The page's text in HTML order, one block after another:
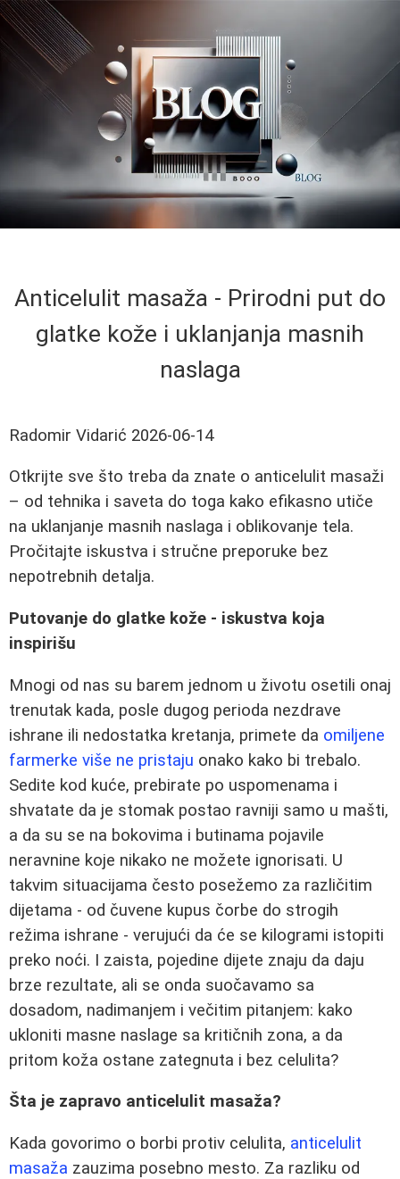
Anticelulit masaža - Prirodni put do
glatke kože i uklanjanja masnih
naslaga
Radomir Vidarić 2026-06-14
Otkrijte sve što treba da znate o anticelulit masaži
– od tehnika i saveta do toga kako efikasno utiče
na uklanjanje masnih naslaga i oblikovanje tela.
Pročitajte iskustva i stručne preporuke bez
nepotrebnih detalja.
Putovanje do glatke kože - iskustva koja
inspirišu
Mnogi od nas su barem jednom u životu osetili onaj
trenutak kada, posle dugog perioda nezdrave
ishrane ili nedostatka kretanja, primete da omiljene
farmerke više ne pristaju onako kako bi trebalo.
Sedite kod kuće, prebirate po uspomenama i
shvatate da je stomak postao ravniji samo u mašti,
a da su se na bokovima i butinama pojavile
neravnine koje nikako ne možete ignorisati. U
takvim situacijama često posežemo za različitim
dijetama - od čuvene kupus čorbe do strogih
režima ishrane - verujući da će se kilogrami istopiti
preko noći. I zaista, pojedine dijete znaju da daju
brze rezultate, ali se onda suočavamo sa
dosadom, nadimanjem i večitim pitanjem: kako
ukloniti masne naslage sa kritičnih zona, a da
pritom koža ostane zategnuta i bez celulita?
Šta je zapravo anticelulit masaža?
Kada govorimo o borbi protiv celulita, anticelulit
masaža zauzima posebno mesto. Za razliku od